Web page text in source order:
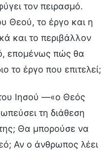
τον πειρασμό.
Θεού, το έργο και η
και το περιβάλλον
επομένως πώς θα
το έργο που επιτελεί;
Ιησού —«ο Θεός
τη διάθεση
Θα μπορούσε να
Αν ο άνθρωπος λέει